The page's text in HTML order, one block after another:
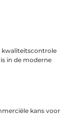
in de moderne
kans voor